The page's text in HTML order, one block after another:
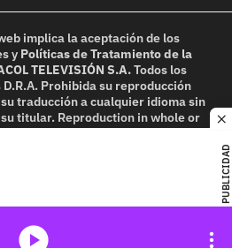
PUBLICIDAD
implica la aceptación de los
y Políticas de Tratamiento de la
TELEVISIÓN S.A.Todos los
Prohibida su reproducción
traducción a cualquier idioma sin
titular. Reproduction in whole or
without written permission is